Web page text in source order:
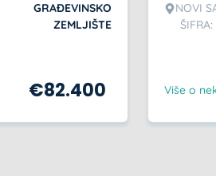
GRAĐEVINSKO
ZEMLJIŠTE
€82.400
NOVI
Više o